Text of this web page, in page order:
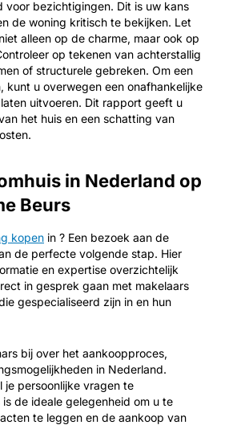
voor bezichtigingen. Dit is uw kans
de woning kritisch te bekijken. Let
alleen op de charme, maar ook op
op tekenen van achterstallig
of structurele gebreken. Om een
kunt u overwegen een onafhankelijke
uitvoeren. Dit rapport geeft u
het huis en een schatting van
in Nederland op
Beurs
kopen in ? Een bezoek aan de
de perfecte volgende stap. Hier
en expertise overzichtelijk
in gesprek gaan met makelaars
gespecialiseerd zijn in en hun
bij over het aankoopproces,
in Nederland.
je persoonlijke vragen te
de ideale gelegenheid om u te
te leggen en de aankoop van